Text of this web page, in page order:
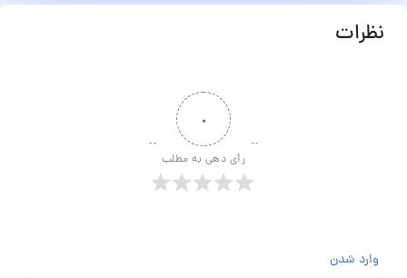
نظرات
۰
رأی دهی به مطلب
وارد شدن